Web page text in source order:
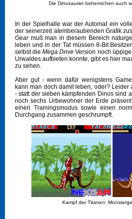
Die Dinosaurier beherrschen auch
In der Spielhalle war der Automat ein
der seinerzeit atemberaubenden Grafik
Gearmuß man in diesem Bereich
leben und in der Tat müssen 8-Bit
selbst dieMega Drive Version noch
Urwaldes aufbieten konnte, gibt es hier
zu sehen.
Aber gut - wenn dafür wenigstens
kann man doch damit leben, oder? Leider
- statt der sieben kämpfenden Dinos sind
noch sechs Urbewohner der Erde
einen Trainingsmodus sowie einen
Durchgang zusammen geschrumpft.
Kampf der Titanen: